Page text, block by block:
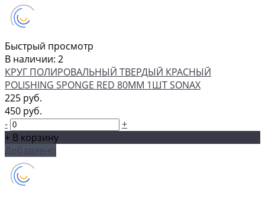
Быстрый просмотр
В наличии: 2
КРУГ ПОЛИРОВАЛЬНЫЙ ТВЕРДЫЙ КРАСНЫЙ
POLISHING SPONGE RED 80ММ 1ШТ SONAX
225 руб.
450 руб.
-
+
+ В корзину
Добавлено